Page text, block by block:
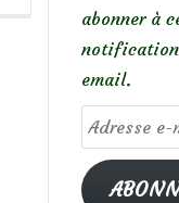
abonner à
notification
email.
Adresse
e-
mail